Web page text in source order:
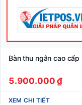
Bàn thu ngân cao cấp
5.900.000 ₫
XEM CHI TIẾT